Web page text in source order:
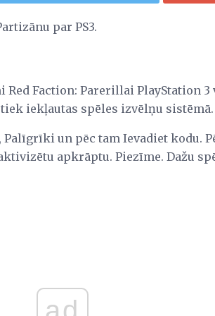
par PS3.
Faction: Parerillai PlayStation 3
iekļautas spēles izvēlņu sistēmā.
un pēc tam Ievadiet kodu.
apkrāptu. Piezīme. Dažu